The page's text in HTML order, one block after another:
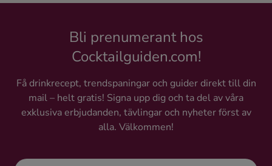
Whisky
Ingredienser
Bli prenumerant hos
Cocktailguiden.com!
Få drinkrecept, trendspaningar och guider direkt till din
mail – helt gratis! Signa upp dig och ta del av våra
exklusiva erbjudanden, tävlingar och nyheter först av
alla. Välkommen!